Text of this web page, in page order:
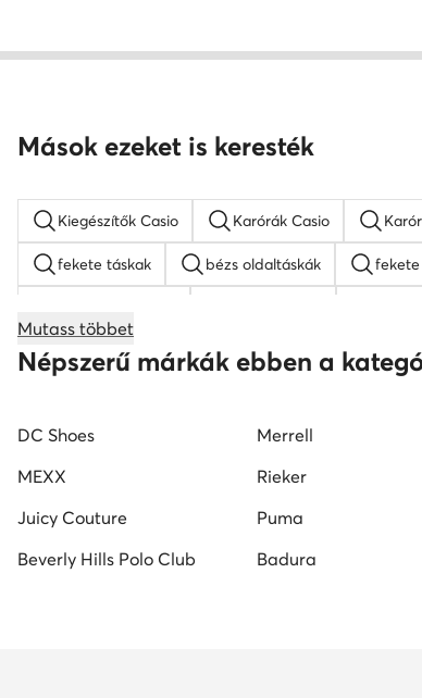
Mások ezeket is keresték
Kiegészítők Casio Karórák Casio
fekete táskak bézs oldaltáskák
bőr táskak Nine West táskak fekete
Mutass többet
Népszerű márkák ebben a
DC Shoes Merrell
MEXX
Rieker
Juicy Couture
Puma
Beverly Hills Polo Club
Badura